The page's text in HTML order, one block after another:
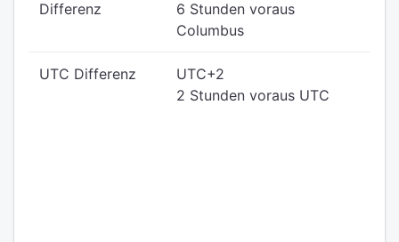
Differenz
6 Stunden voraus
Columbus
UTC Differenz
UTC+2
2 Stunden voraus UTC